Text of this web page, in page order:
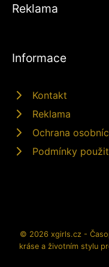
Reklama
Informace
Kontakt
Reklama
Ochrana
Podmínky
© 2026 xgirls.cz -
kráse a životním stylu